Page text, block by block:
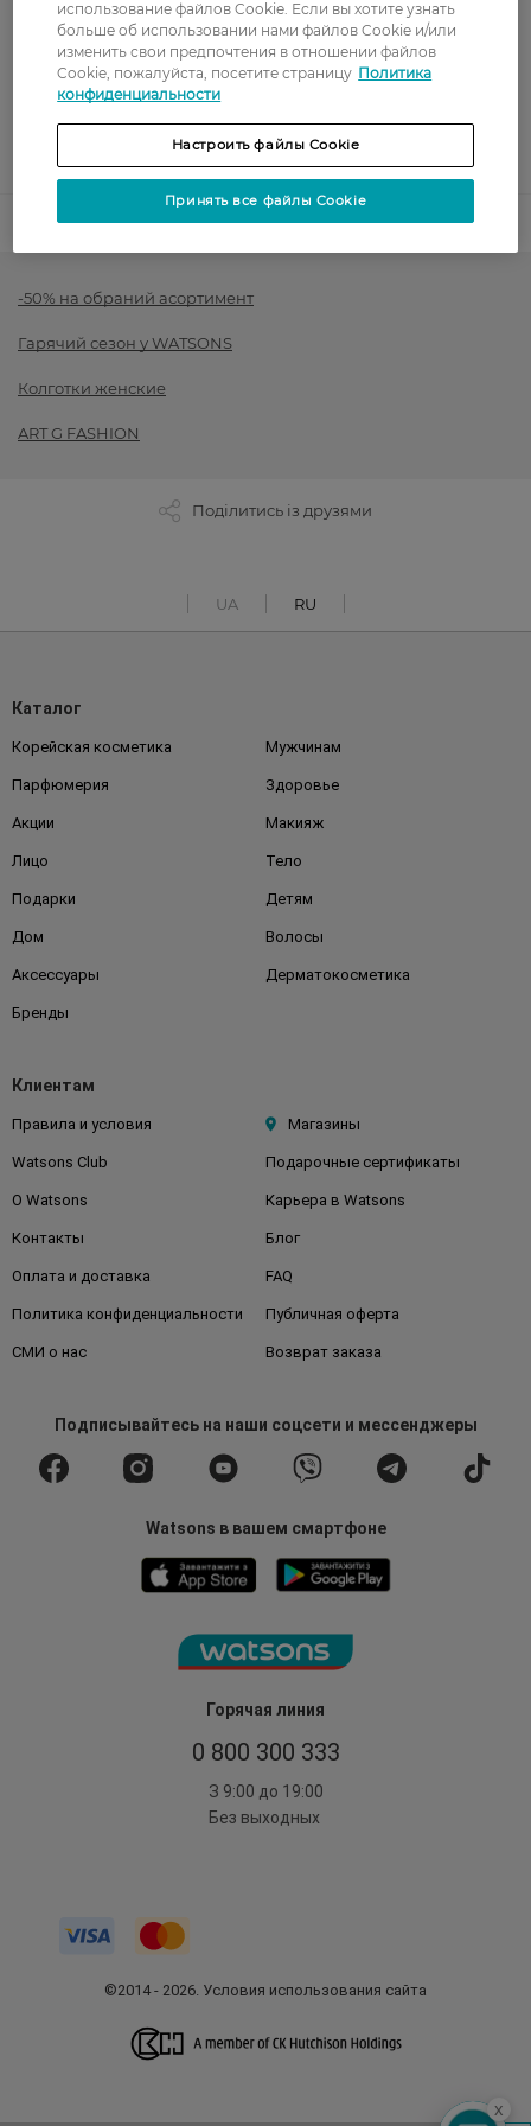
Оплата
Оплата картой
Код товара 1430784
-50% на обраний асортимент
Гарячий сезон у WATSONS
Колготки женские
ART G FASHION
Поділитись із друзями
UA RU
Горячая линия
0 800 300 333
З 9:00 до 19:00
Без выходных
Каталог
Корейская косметика Мужчинам
Парфюмерия Здоровье
Акции Макияж
Лицо Тело
Подарки Детям
Дом Волосы
Аксессуары Дерматокосметика
Бренды
Клиентам
Правила и условия Магазины
Watsons Club Подарочные сертификаты
О Watsons Карьера в Watsons
Контакты Блог
Оплата и доставка FAQ
Политика конфиденциальности Публичная оферта
СМИ о нас Возврат заказа
Подписывайтесьна наши соцсети и мессенджеры
Watsons в вашем смартфоне
©2014 - 2026. Условия использования сайта
x
использование файлов Cookie. Если вы хотите узнать
больше об использовании нами файлов Cookie и/или
изменить свои предпочтения в отношении файлов
Cookie, пожалуйста, посетите страницу Политика
конфиденциальности
Настроить файлы Cookie
Принять все файлы Cookie